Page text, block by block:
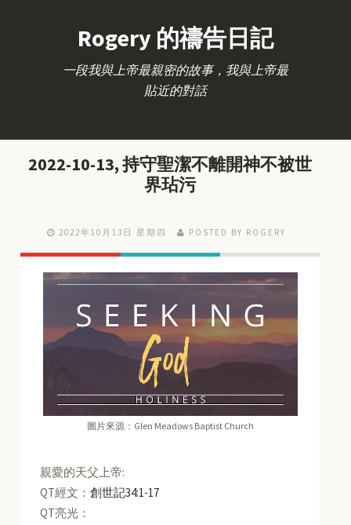
Rogery 的禱告日記
一段我與上帝最親密的故事，我與上帝最
貼近的對話
2022-10-13, 持守聖潔不離開神不被世
界玷污
2022年10月13日 星期四 POSTED BY ROGERY
圖片來源：Glen Meadows Baptist Church
親愛的天父上帝:
QT經文：創世記34:1-17
QT亮光：